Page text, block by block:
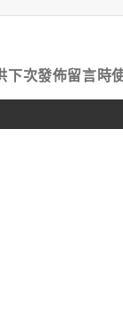
次發佈留言時